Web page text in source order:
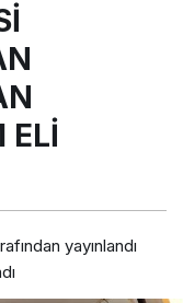
CAN
YARDIM ELİ
ELİ
yayınlandı